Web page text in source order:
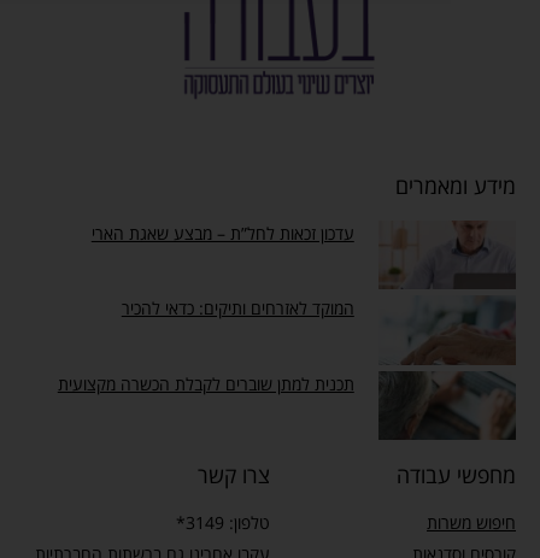
עדכון זכאות לחל”ת – מבצע שאגת הארי
המוקד לאזרחים ותיקים: כדאי להכיר
תכנית למתן שוברים לקבלת הכשרה מקצועית
עקבו אחרינו גם ברשתות החברתיות